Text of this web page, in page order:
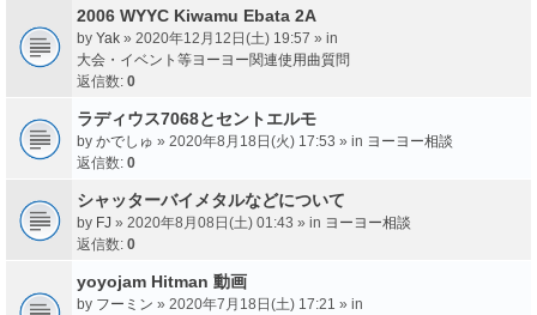
2006 WYYC Kiwamu Ebata 2A
by Yak » 2020年12月12日(土) 19:57 » in
大会・イベント等ヨーヨー関連使用曲質問
返信数: 0
ラディウス7068とセントエルモ
by かでしゅ » 2020年8月18日(火) 17:53 » in ヨーヨー相談
返信数: 0
シャッターバイメタルなどについて
by FJ » 2020年8月08日(土) 01:43 » in ヨーヨー相談
返信数: 0
yoyojam Hitman 動画
by フーミン » 2020年7月18日(土) 17:21 » in